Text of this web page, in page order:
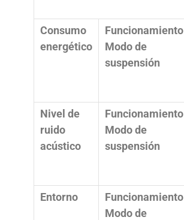
Consumo
energético
Funcionamiento
Modo de
suspensión
Nivel de
ruido
acústico
Funcionamiento
Modo de
suspensión
Entorno
Funcionamiento
Modo de